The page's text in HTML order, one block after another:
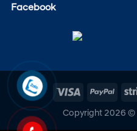
Facebook
Copyright 2026 ©